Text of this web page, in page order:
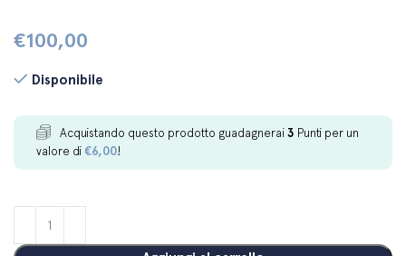
€100,00
Disponibile
Acquistando questo prodotto guadagnerai3 Punti per un
valore di€6,00!